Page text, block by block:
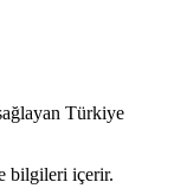
Türkiye
bilgileri içerir.